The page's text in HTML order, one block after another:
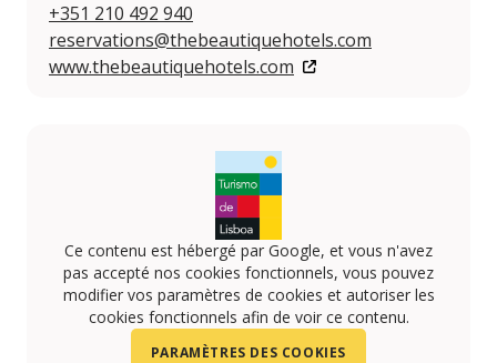
+351 210 492 940
reservations@thebeautiquehotels.com
www.thebeautiquehotels.com
Ce contenu est hébergé par Google, et vous n'avez
pas accepté nos cookies fonctionnels, vous pouvez
modifier vos paramètres de cookies et autoriser les
cookies fonctionnels afin de voir ce contenu.
PARAMÈTRES DES COOKIES